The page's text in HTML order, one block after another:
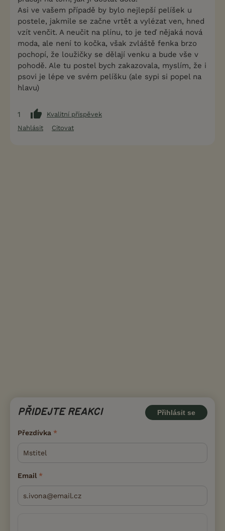
Asi ve vašem případě by bylo nejlepší pelíšek u
postele, jakmile se začne vrtět a vylézat ven, hned
vzít venčit. A neučit na plínu, to je teď nějaká nová
moda, ale není to kočka, však zvláště fenka brzo
pochopí, že loužičky se dělají venku a bude vše v
pohodě. Ale tu postel bych zakazovala, myslím, že i
psovi je lépe ve svém pelíšku (ale sypi si popel na
hlavu)
1
Kvalitní příspěvek
Nahlásit
Citovat
PŘIDEJTE REAKCI Přihlásit se
Přezdívka
Email